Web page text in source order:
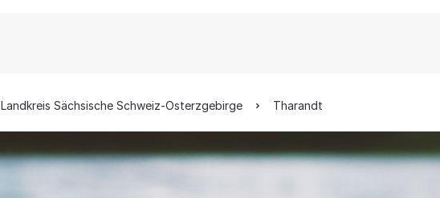
Landkreis Sächsische Schweiz-Osterzgebirge Tharandt